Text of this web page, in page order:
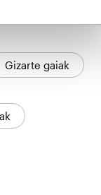
Gizarte gaiak